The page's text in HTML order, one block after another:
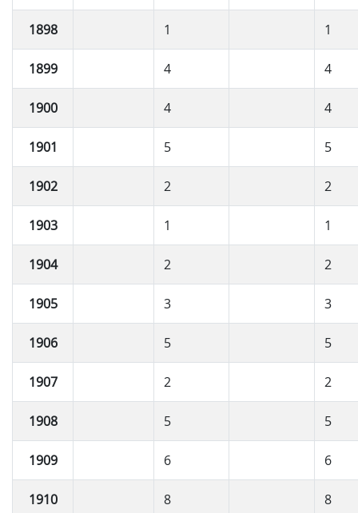
1898 1 1
1899 4 4
1900 4 4
1901 5 5
1902 2 2
1903 1 1
1904 2 2
1905 3 3
1906 5 5
1907 2 2
1908 5 5
1909 6 6
1910 8 8